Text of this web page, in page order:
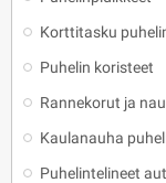
Korttitasku
Puhelin koristeet
Rannekorut ja
Kaulanauha
Puhelintelineet